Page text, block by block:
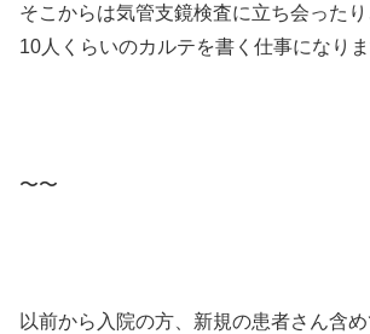
そこからは気管支鏡検査に立ち会った
10人くらいのカルテを書く仕事になりま
〜〜
以前から入院の方、新規の患者さん含